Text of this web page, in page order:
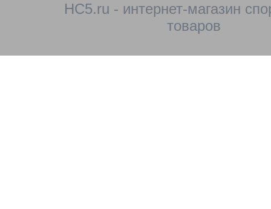
HC5.ru - интернет-магазин
товаров